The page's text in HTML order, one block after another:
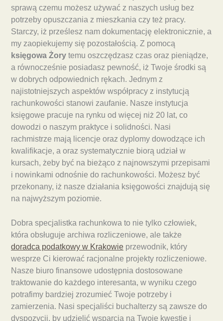
sprawą czemu możesz używać z naszych usług bez
potrzeby opuszczania z mieszkania czy też pracy.
Starczy, iż prześlesz nam dokumentację elektronicznie, a
my zaopiekujemy się pozostałością. Z pomocą
księgowa Żory temu oszczędzasz czas oraz pieniądze,
a równocześnie posiadasz pewność, iż Twoje środki są
w dobrych odpowiednich rękach. Jednym z
najistotniejszych aspektów współpracy z instytucją
rachunkowości stanowi zaufanie. Nasze instytucja
księgowe pracuje na rynku od więcej niż 20 lat, co
dowodzi o naszym praktyce i solidności. Nasi
rachmistrze mają licencje oraz dyplomy dowodzące ich
kwalifikacje, a oraz systematycznie biorą udział w
kursach, żeby być na bieżąco z najnowszymi przepisami
i nowinkami odnośnie do rachunkowości. Możesz być
przekonany, iż nasze działania księgowości znajdują się
na najwyższym poziomie.
Dobra specjalistka rachunkowa to nie tylko człowiek,
która obsługuje archiwa rozliczeniowe, ale także
doradca podatkowy w Krakowie przewodnik, który
wesprze Ci kierować racjonalne projekty rozliczeniowe.
Nasze biuro finansowe udostępnia dostosowane
traktowanie do każdego interesanta, w wyniku czego
potrafimy bardziej zrozumieć Twoje potrzeby i
zamierzenia. Nasi specjaliści buchalterzy są zawsze do
dyspozycji, by udzielić wsparcia na Twoje kwestie i